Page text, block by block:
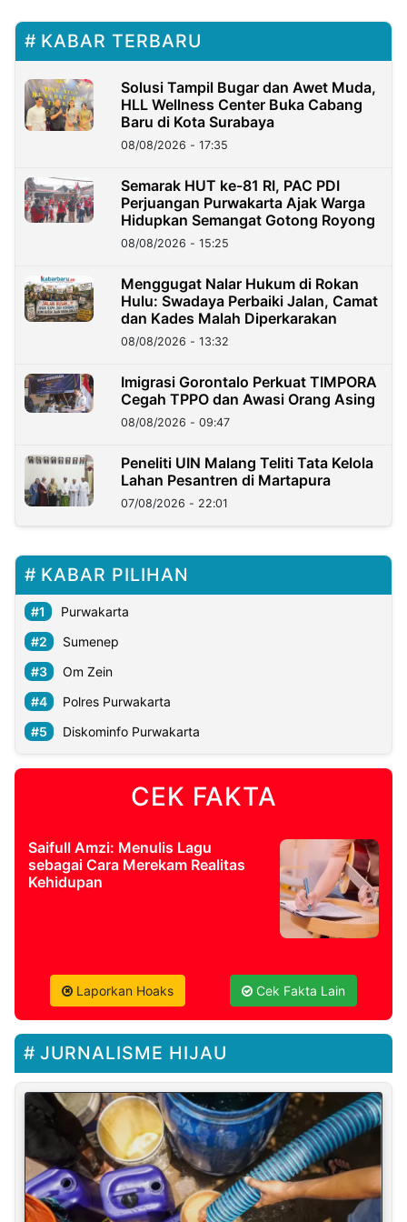
KABAR TERBARU
Solusi Tampil Bugar dan Awet Muda,
HLL Wellness Center Buka Cabang
Baru di Kota Surabaya
08/08/2026 - 17:35
Semarak HUT ke-81 RI, PAC PDI
Perjuangan Purwakarta Ajak Warga
Hidupkan Semangat Gotong Royong
08/08/2026 - 15:25
Menggugat Nalar Hukum di Rokan
Hulu: Swadaya Perbaiki Jalan, Camat
dan Kades Malah Diperkarakan
08/08/2026 - 13:32
Imigrasi Gorontalo Perkuat TIMPORA
Cegah TPPO dan Awasi Orang Asing
08/08/2026 - 09:47
Peneliti UIN Malang Teliti Tata Kelola
Lahan Pesantren di Martapura
07/08/2026 - 22:01
KABAR PILIHAN
Purwakarta
Sumenep
Om Zein
Polres Purwakarta
Diskominfo Purwakarta
CEK FAKTA
Saifull Amzi: Menulis Lagu
sebagai Cara Merekam Realitas
Kehidupan
Laporkan Hoaks Cek Fakta Lain
JURNALISME HIJAU